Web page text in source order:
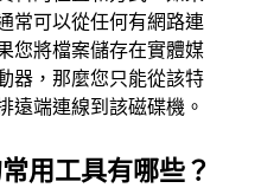
常可以從任何有網路連
您將檔案儲存在實體媒
器，那麼您只能從該特
遠端連線到該磁碟機。
用工具有哪些？